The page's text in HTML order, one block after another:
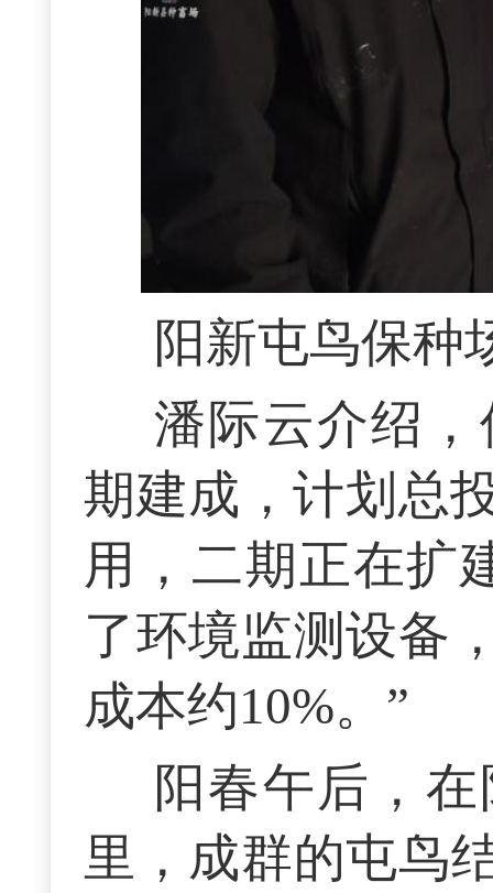
阳新屯鸟保种
潘际云介绍
期建成，计划总
用，二期正在扩
了环境监测设备
成本约10%。”
阳春午后，
里，成群的屯鸟